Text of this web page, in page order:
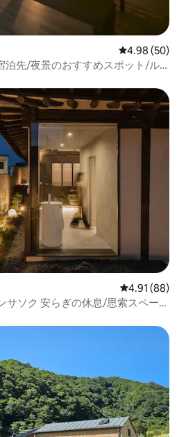
レビュー50
4.98 (50)
泊先/夜景のおすすめスポット/ル
レビュー88
4.91 (88)
/思索スペー
す。